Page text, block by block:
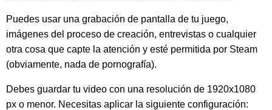
Puedes usar una grabación de pantalla de tu juego,
imágenes del proceso de creación, entrevistas o cualquier
otra cosa que capte la atención y esté permitida por Steam
(obviamente, nada de pornografía).
Debes guardar tu video con una resolución de 1920x1080
px o menor. Necesitas aplicar la siguiente configuración: